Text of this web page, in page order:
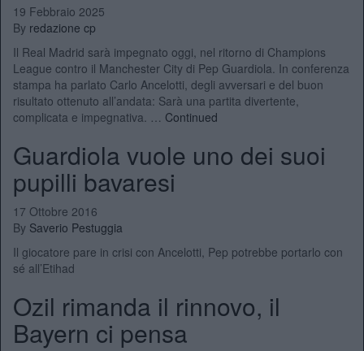
19 Febbraio 2025
By redazione cp
Il Real Madrid sarà impegnato oggi, nel ritorno di Champions
League contro il Manchester City di Pep Guardiola. In conferenza
stampa ha parlato Carlo Ancelotti, degli avversari e del buon
risultato ottenuto all’andata: Sarà una partita divertente,
complicata e impegnativa. … Continued
Guardiola vuole uno dei suoi
pupilli bavaresi
17 Ottobre 2016
By Saverio Pestuggia
Il giocatore pare in crisi con Ancelotti, Pep potrebbe portarlo con
sé all’Etihad
Ozil rimanda il rinnovo, il
Bayern ci pensa